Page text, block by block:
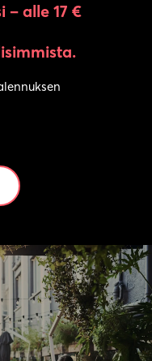
– alle 17 €